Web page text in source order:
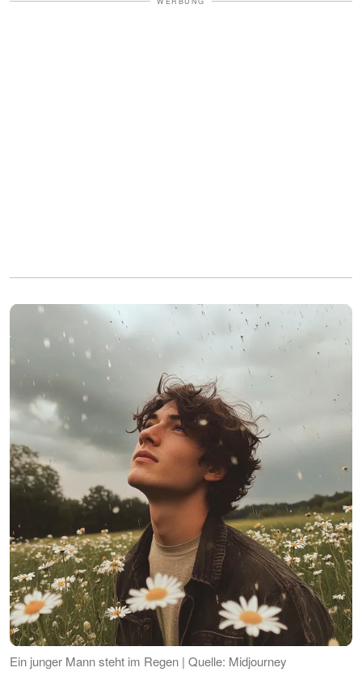
Ein junger Mann steht im Regen | Quelle: Midjourney